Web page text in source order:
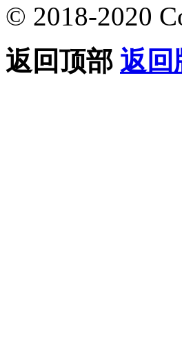
© 2018-2020
返回顶部 返回